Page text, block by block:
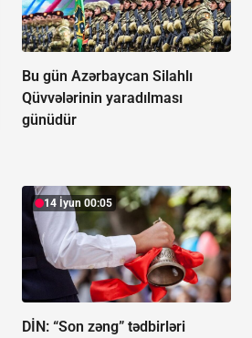
Bu gün Azərbaycan Silahlı
Qüvvələrinin yaradılması
günüdür
14 İyun 00:05
DİN: “Son zəng” tədbirləri